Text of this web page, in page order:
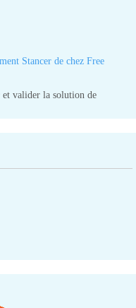
Stancer de chez Free
valider la solution de